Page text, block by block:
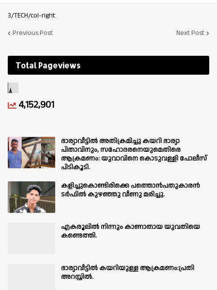
3/TECH/col-right
Previous Post
Next Post
Total Pageviews
4,152,901
ഭാര്യാവീട്ടിൽ അതിക്രമിച്ചു കയറി ഭാര്യാ
പിതാവിനും, സഹോദരനെയുമെതിരെ
ആക്രമണം: യുവാവിനെ കൊടുവള്ളി പോലീസ്
പിടികൂടി.
കളിച്ചുകൊണ്ടിരിക്കെ പത്തൊൻപതുകാരൻ
ടർഫിൽ കുഴഞ്ഞു വീണു മരിച്ചു.
എകരൂലിൽ നിന്നും കാണാതായ യുവതിയെ
കണ്ടെത്തി.
ഭാര്യാവീട്ടിൽ കയറിയുള്ള ആക്രമണം:പ്രതി
അറസ്റ്റിൽ.